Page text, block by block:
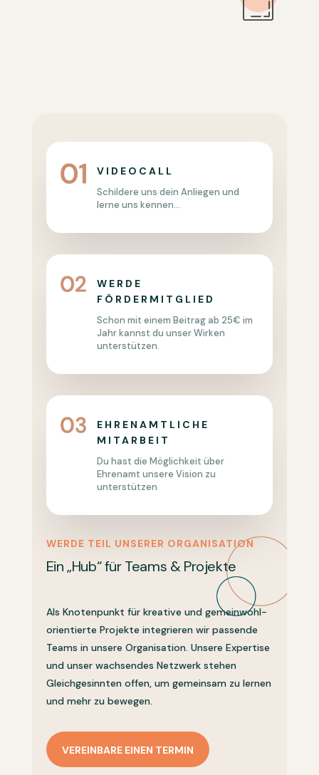
VIDEOCALL
Schildere uns dein Anliegen und
lerne uns kennen…
WERDE
FÖRDERMITGLIED
Schon mit einem Beitrag ab 25€ im
Jahr kannst du unser Wirken
unterstützen.
EHRENAMTLICHE
MITARBEIT
Du hast die Möglichkeit über
Ehrenamt unsere Vision zu
unterstützen
WERDE TEIL UNSERER ORGANISATION
Ein „Hub“ für Teams & Projekte
Als Knotenpunkt für kreative und gemeinwohl-
orientierte Projekte integrieren wir passende
Teams in unsere Organisation. Unsere Expertise
und unser wachsendes Netzwerk stehen
Gleichgesinnten offen, um gemeinsam zu lernen
und mehr zu bewegen.
VEREINBARE EINEN TERMIN